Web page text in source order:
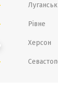
Луганськ
Рівне
Херсон